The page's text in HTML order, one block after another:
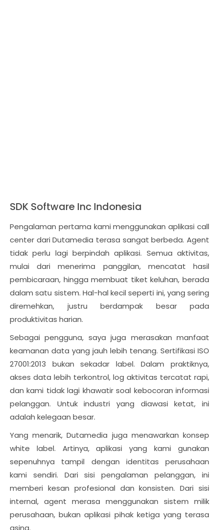
SDK Software Inc Indonesia
Pengalaman pertama kami menggunakan aplikasi call
center dari Dutamedia terasa sangat berbeda. Agent
tidak perlu lagi berpindah aplikasi. Semua aktivitas,
mulai dari menerima panggilan, mencatat hasil
pembicaraan, hingga membuat tiket keluhan, berada
dalam satu sistem. Hal-hal kecil seperti ini, yang sering
diremehkan, justru berdampak besar pada
produktivitas harian.
Sebagai pengguna, saya juga merasakan manfaat
keamanan data yang jauh lebih tenang. Sertifikasi ISO
27001:2013 bukan sekadar label. Dalam praktiknya,
akses data lebih terkontrol, log aktivitas tercatat rapi,
dan kami tidak lagi khawatir soal kebocoran informasi
pelanggan. Untuk industri yang diawasi ketat, ini
adalah kelegaan besar.
Yang menarik, Dutamedia juga menawarkan konsep
white label. Artinya, aplikasi yang kami gunakan
sepenuhnya tampil dengan identitas perusahaan
kami sendiri. Dari sisi pengalaman pelanggan, ini
memberi kesan profesional dan konsisten. Dari sisi
internal, agent merasa menggunakan sistem milik
perusahaan, bukan aplikasi pihak ketiga yang terasa
asing.